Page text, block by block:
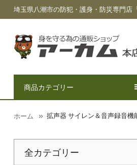
埼玉県八潮市の防犯・護身・防災専門店
商品カテゴリー
ホーム 拡声器 サイレン＆音声録音
全カテゴリー